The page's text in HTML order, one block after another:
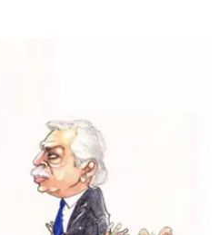
Sociedad
Tecnología
Turismo